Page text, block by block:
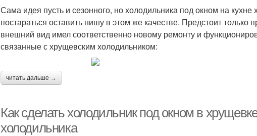
Сама идея пусть и сезонного, но холодильника под окном на
постараться оставить нишу в этом же качестве. Предстоит только
внешний вид имел соответственно новому ремонту и
связанные с хрущевским холодильником:
читать дальше →
Как сделать холодильник под окном в
холодильника